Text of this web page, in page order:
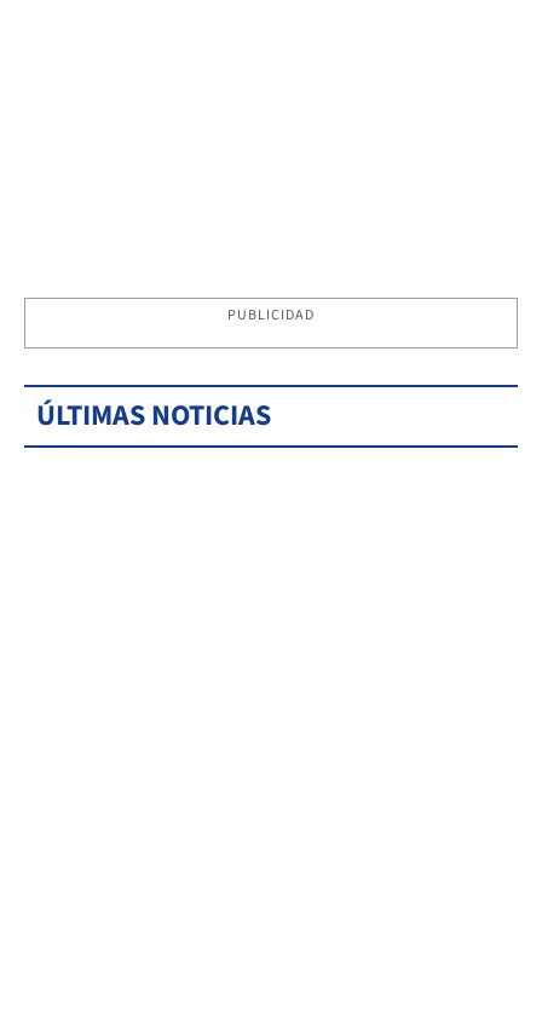
PUBLICIDAD
ÚLTIMAS NOTICIAS